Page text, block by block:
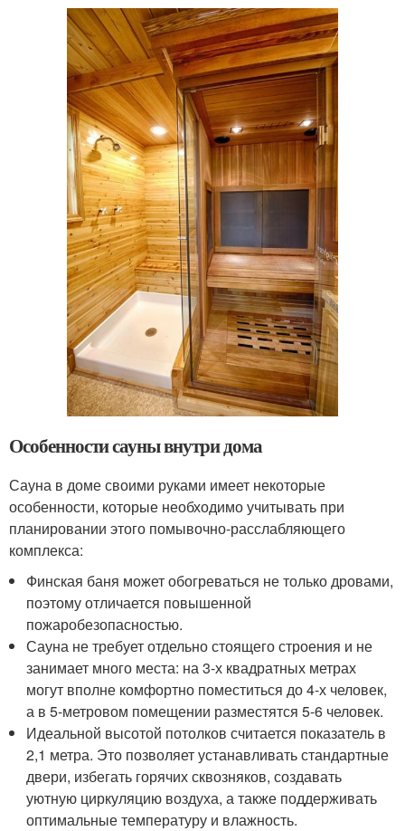
Особенности сауны внутри дома
Сауна в доме своими руками имеет некоторые
особенности, которые необходимо учитывать при
планировании этого помывочно-расслабляющего
комплекса:
Финская баня может обогреваться не только дровами,
поэтому отличается повышенной
пожаробезопасностью.
Сауна не требует отдельно стоящего строения и не
занимает много места: на 3-х квадратных метрах
могут вполне комфортно поместиться до 4-х человек,
а в 5-метровом помещении разместятся 5-6 человек.
Идеальной высотой потолков считается показатель в
2,1 метра. Это позволяет устанавливать стандартные
двери, избегать горячих сквозняков, создавать
уютную циркуляцию воздуха, а также поддерживать
оптимальные температуру и влажность.